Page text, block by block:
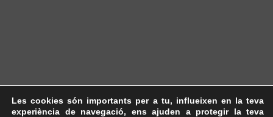
Les cookies són importants per a tu, influeixen en la teva
experiència de navegació, ens ajuden a protegir la teva